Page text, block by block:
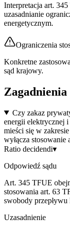
Interpretacja art.
uzasadnianie
energetycznym.
Ograniczenia
Konkretne
sąd krajowy.
Czy zakaz
energii elektrycznej
mieści się w
wyłącza
Ratio decidendi▾
Odpowiedź sądu
Art. 345 TFUE
stosowania art. 63
swobody przepływu
Uzasadnienie